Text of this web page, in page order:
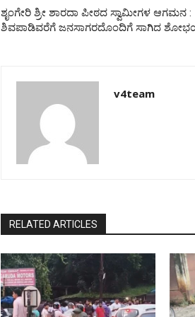
ಶೃಂಗೇರಿ ಶ್ರೀ ಶಾರದಾ ಪೀಠದ ಸ್ವಾಮೀಗಳ ಆಗಮನ :
ಶಿವಪಾಡಿವರೆಗೆ ಜನಸಾಗರದೊಂದಿಗೆ ಸಾಗಿದ
v4team
RELATED ARTICLES